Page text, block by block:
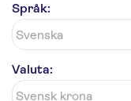
Språk:
Valuta: